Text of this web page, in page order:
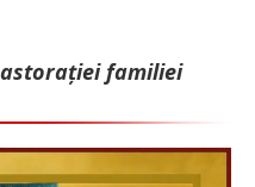
familiei